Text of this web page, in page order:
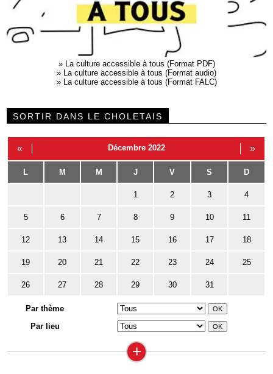
»
La culture accessible à tous (Format PDF)
»
La culture accessible à tous (Format audio)
»
La culture accessible à tous (Format FALC)
SORTIR DANS LE CHOLETAIS
« Décembre 2022 »
L M M J V S D
1 2 3 4
5 6 7 8 9 10 11
12 13 14 15 16 17 18
19 20 21 22 23 24 25
26 27 28 29 30 31
Par thème
Par lieu
+